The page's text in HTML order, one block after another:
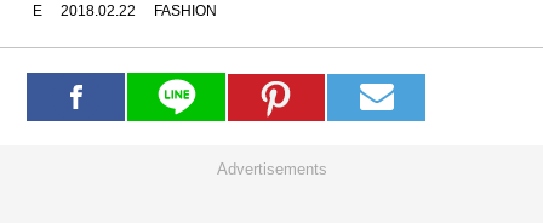
E 2018.02.22 FASHION
Advertisements